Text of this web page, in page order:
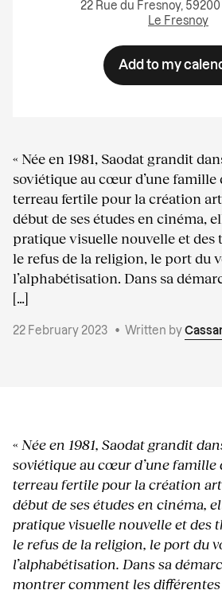
22 Rue du Fresnoy,
Le Fresnoy
Add to my
« Née en 1981, Saodat grandit
soviétique au cœur d’une famille
terreau fertile pour la création
début de ses études en cinéma,
pratique visuelle nouvelle et des
le refus de la religion, le port du
l’alphabétisation. Dans sa
[…]
22 February 2023 • Written by
« Née en 1981, Saodat grandit
soviétique au cœur d’une famille
terreau fertile pour la création
début de ses études en cinéma,
pratique visuelle nouvelle et des
le refus de la religion, le port du
l’alphabétisation. Dans sa
montrer comment les différentes